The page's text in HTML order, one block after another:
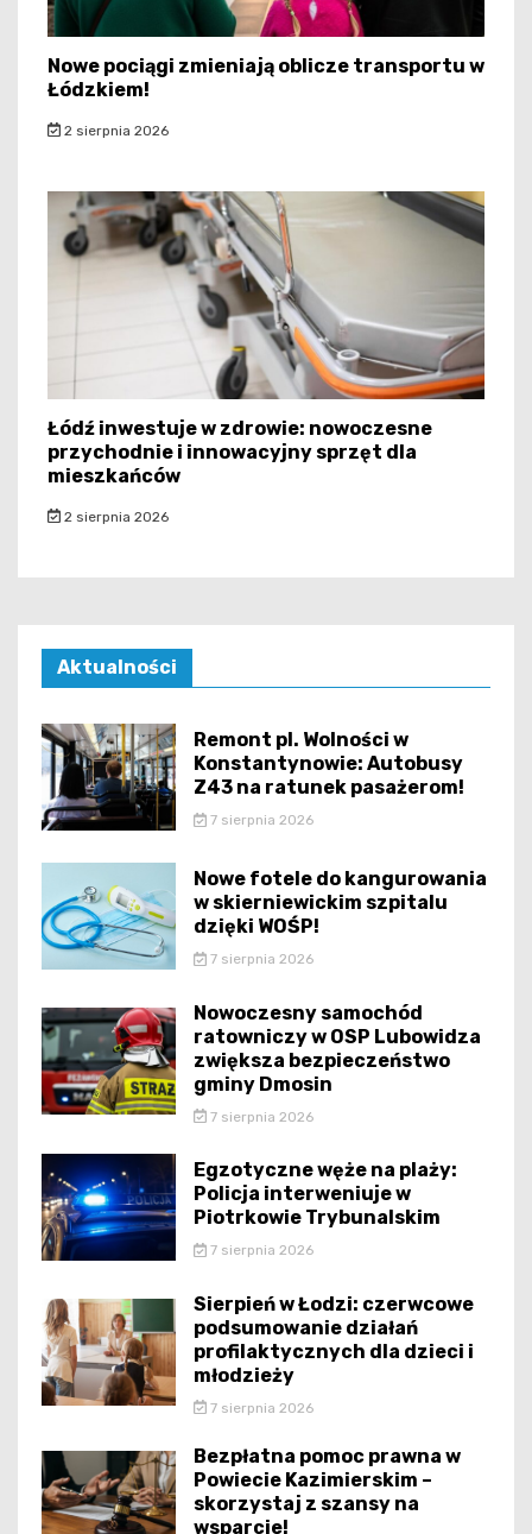
Nowe pociągi zmieniają oblicze transportu w
Łódzkiem!
2 sierpnia 2026
Łódź inwestuje w zdrowie: nowoczesne
przychodnie i innowacyjny sprzęt dla
mieszkańców
2 sierpnia 2026
Aktualności
Remont pl. Wolności w
Konstantynowie: Autobusy
Z43 na ratunek pasażerom!
7 sierpnia 2026
Nowe fotele do kangurowania
w skierniewickim szpitalu
dzięki WOŚP!
7 sierpnia 2026
Nowoczesny samochód
ratowniczy w OSP Lubowidza
zwiększa bezpieczeństwo
gminy Dmosin
7 sierpnia 2026
Egzotyczne węże na plaży:
Policja interweniuje w
Piotrkowie Trybunalskim
7 sierpnia 2026
Sierpień w Łodzi: czerwcowe
podsumowanie działań
profilaktycznych dla dzieci i
młodzieży
7 sierpnia 2026
Bezpłatna pomoc prawna w
Powiecie Kazimierskim –
skorzystaj z szansy na
wsparcie!